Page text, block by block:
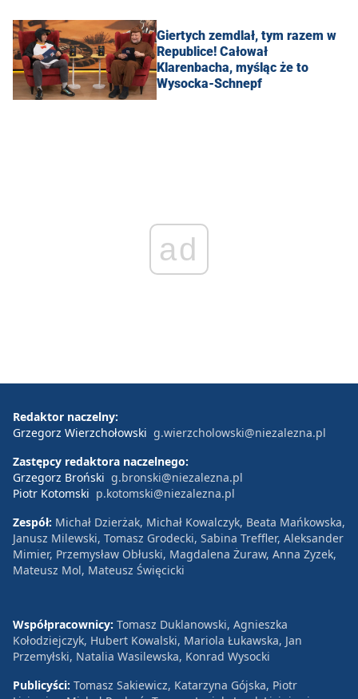
Giertych zemdlał, tym razem w
Republice! Całował
Klarenbacha, myśląc że to
Wysocka-Schnepf
ad
Redaktor naczelny:
Grzegorz Wierzchołowski g.wierzcholowski@niezalezna.pl
Zastępcy redaktora naczelnego:
Grzegorz Broński g.bronski@niezalezna.pl
Piotr Kotomski p.kotomski@niezalezna.pl
Zespół: Michał Dzierżak, Michał Kowalczyk, Beata Mańkowska,
Janusz Milewski, Tomasz Grodecki, Sabina Treffler, Aleksander
Mimier, Przemysław Obłuski, Magdalena Żuraw, Anna Zyzek,
Mateusz Mol, Mateusz Święcicki
Współpracownicy: Tomasz Duklanowski, Agnieszka
Kołodziejczyk, Hubert Kowalski, Mariola Łukawska, Jan
Przemyłski, Natalia Wasilewska, Konrad Wysocki
Publicyści: Tomasz Sakiewicz, Katarzyna Gójska, Piotr